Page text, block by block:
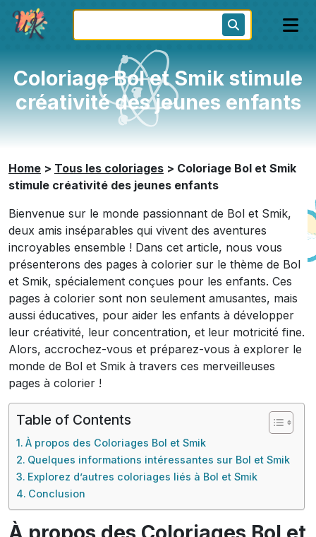
Coloriage Bol et Smik stimule
créativité des jeunes enfants
Home > Tous les coloriages > Coloriage Bol et Smik
stimule créativité des jeunes enfants
Bienvenue sur le monde passionnant de Bol et Smik,
deux amis inséparables qui vivent des aventures
incroyables ensemble ! Dans cet article, nous vous
présenterons des pages à colorier sur le thème de Bol
et Smik, spécialement conçues pour les enfants. Ces
pages à colorier sont non seulement amusantes, mais
aussi éducatives, pour aider les enfants à développer
leur créativité, leur concentration, et leur motricité fine.
Alors, accrochez-vous et préparez-vous à explorer le
monde de Bol et Smik à travers ces merveilleuses
pages à colorier !
Table of Contents
À propos des Coloriages Bol et Smik
Quelques informations intéressantes sur Bol et Smik
Explorez d’autres coloriages liés à Bol et Smik
Conclusion